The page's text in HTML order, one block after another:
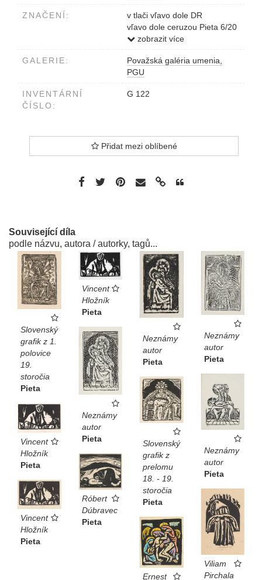
ZNAČENÍ:
v tlači vľavo dole DR
vľavo dole ceruzou Pieta 6/20
vpravo dole R. Dúbravec 1954
zobrazit více
GALERIE:
Považská galéria umenia,
PGU
INVENTÁRNÍ
ČÍSLO:
G 122
Přidat mezi oblíbené
Související díla
podle názvu, autora / autorky, tagů...
Slovenský
grafik z 1.
polovice
19.
storočia
Pieta
Vincent
Hložník
Pieta
Neznámy
autor
Pieta
Neznámy
autor
Pieta
Neznámy
autor
Pieta
Neznámy
autor
Pieta
Slovenský
grafik z
prelomu
18. - 19.
storočia
Pieta
Vincent
Hložník
Pieta
Róbert
Dúbravec
Pieta
Vincent
Hložník
Pieta
Viliam
Pirchala
Ernest